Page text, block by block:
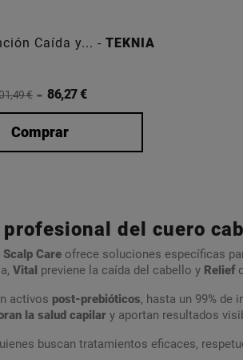
Caída y... - TEKNIA
€ 86,27 €
Comprar
del cuero
Careofrece soluciones específicas
Vital previene la caída del cabello y Relief
activos post-prebióticos, hasta un 99% de
la salud capilary aportan resultados
buscan tratamientos eficaces,